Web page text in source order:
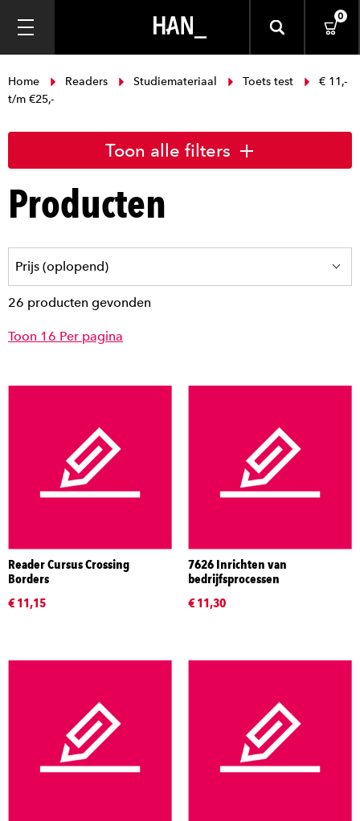
0
Home Readers Studiemateriaal Toets test
€ 11,-
t/m €25,-
Toon alle filters
Producten
26 producten gevonden
Toon 16 Per pagina
Reader Cursus Crossing
Borders
€ 11,15
7626 Inrichten van
bedrijfsprocessen
€ 11,30